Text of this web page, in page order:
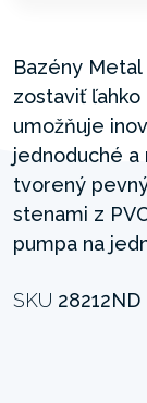
Bazény Metal
zostaviť ľahko
umožňuje
jednoduché
tvorený
stenami z
pumpa na
SKU 28212ND